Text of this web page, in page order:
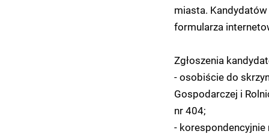
miasta.
formularza
Zgłoszenia
- osobiście do
Gospodarczej i
nr 404;
- korespondencyjnie